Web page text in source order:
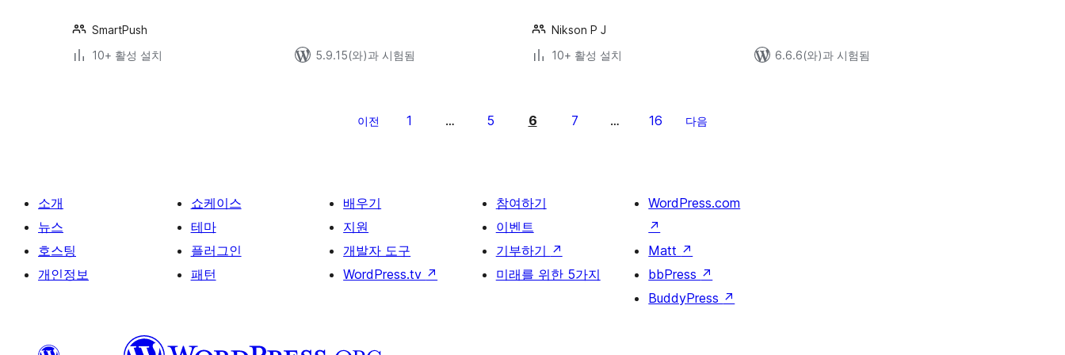
SmartPush
10+ 활성 설치
5.9.15(와)과 시험됨
Nikson P J
10+ 활성 설치
6.6.6(와)과 시험됨
이전 1 … 5 6 7 … 16 다음
소개
뉴스
호스팅
개인정보
쇼케이스
테마
플러그인
패턴
배우기
지원
개발자 도구
WordPress.tv ↗
참여하기
이벤트
기부하기 ↗
미래를 위한 5가지
WordPress.com
↗
Matt ↗
bbPress ↗
BuddyPress ↗